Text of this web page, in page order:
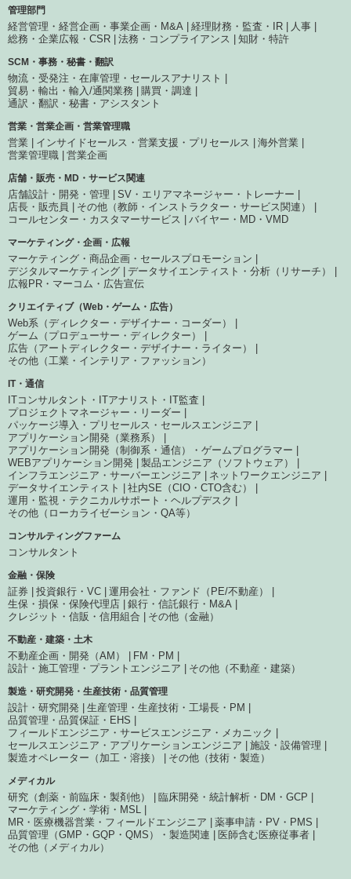
管理部門
経営管理・経営企画・事業企画・M&A 経理財務・監査・IR
人事
総務・企業広報・CSR
法務・コンプライアンス 知財・特許
SCM・事務・秘書・翻訳
物流・受発注・在庫管理・セールスアナリスト
貿易・輸出・輸入/通関業務
購買・調達
通訳・翻訳・秘書・アシスタント
営業・営業企画・営業管理職
営業 インサイドセールス・営業支援・プリセールス
海外営業
営業管理職
営業企画
店舗・販売・MD・サービス関連
店舗設計・開発・管理
SV・エリアマネージャー・トレーナー
店長・販売員
その他（教師・インストラクター・サービス関連）
コールセンター・カスタマーサービス
バイヤー・MD・VMD
マーケティング・企画・広報
マーケティング・商品企画・セールスプロモーション
デジタルマーケティング
データサイエンティスト・分析（リサーチ）
広報PR・マーコム・広告宣伝
クリエイティブ（Web・ゲーム・広告）
Web系（ディレクター・デザイナー・コーダー）
ゲーム（プロデューサー・ディレクター）
広告（アートディレクター・デザイナー・ライター）
その他（工業・インテリア・ファッション）
IT・通信
ITコンサルタント・ITアナリスト・IT監査
プロジェクトマネージャー・リーダー
パッケージ導入・プリセールス・セールスエンジニア
アプリケーション開発（業務系）
アプリケーション開発（制御系・通信）・ゲームプログラマー
WEBアプリケーション開発
製品エンジニア（ソフトウェア）
インフラエンジニア・サーバーエンジニア
ネットワークエンジニア
データサイエンティスト
社内SE（CIO・CTO含む）
運用・監視・テクニカルサポート・ヘルプデスク
その他（ローカライゼーション・QA等）
コンサルティングファーム
コンサルタント
金融・保険
証券 投資銀行・VC
運用会社・ファンド（PE/不動産）
生保・損保・保険代理店
銀行・信託銀行・M&A
クレジット・信販・信用組合
その他（金融）
不動産・建築・土木
不動産企画・開発（AM）
FM・PM
設計・施工管理・プラントエンジニア
その他（不動産・建築）
製造・研究開発・生産技術・品質管理
設計・研究開発
生産管理・生産技術・工場長・PM
品質管理・品質保証・EHS
フィールドエンジニア・サービスエンジニア・メカニック
セールスエンジニア・アプリケーションエンジニア
施設・設備管理
製造オペレーター（加工・溶接）
その他（技術・製造）
メディカル
研究（創薬・前臨床・製剤他）
臨床開発・統計解析・DM・GCP
マーケティング・学術・MSL
MR・医療機器営業・フィールドエンジニア
薬事申請・PV・PMS
品質管理（GMP・GQP・QMS）・製造関連
医師含む医療従事者
その他（メディカル）